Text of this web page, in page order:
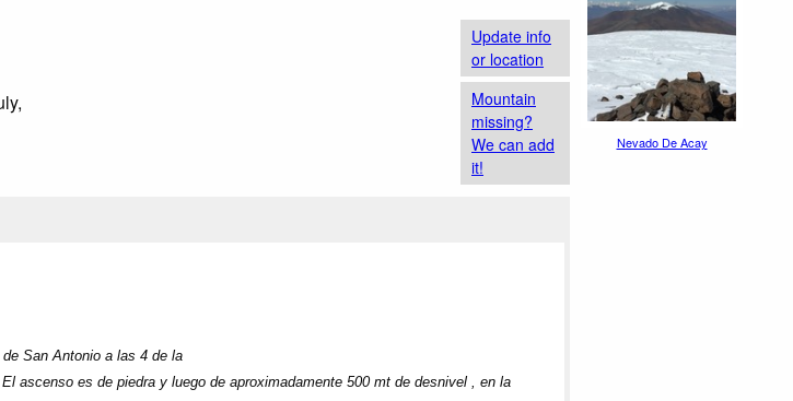
Update info
or location
Mountain
missing?
We can add
it!
San Antonio a las 4 de la
ascenso es de piedra y luego de aproximadamente 500 mt de desnivel , en la
Nevado De Acay